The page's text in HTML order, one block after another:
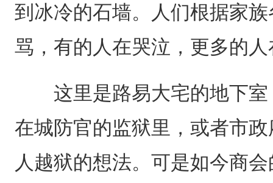
到冰冷的石墙。人们根据家
骂，有的人在哭泣，更多的
这里是路易大宅的地下室
在城防官的监狱里，或者市
人越狱的想法。可是如今商